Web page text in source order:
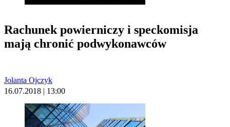
Rachunek powierniczy i speckomisja
mają chronić podwykonawców
Jolanta Ojczyk
16.07.2018 | 13:00